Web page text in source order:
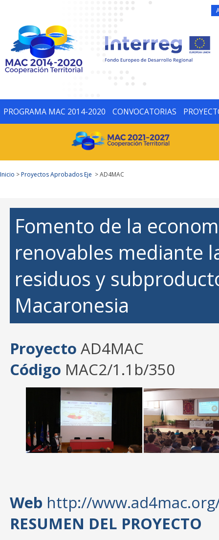
PROGRAMA MAC 2014-2020 CONVOCATORIAS
Inicio >Proyectos Aprobados Eje > AD4MAC
Fomento de la
renovables mediante
residuos y
Macaronesia
Proyecto AD4MAC
Código MAC2/1.1b/350
Web http://
RESUMEN DEL PROYECTO